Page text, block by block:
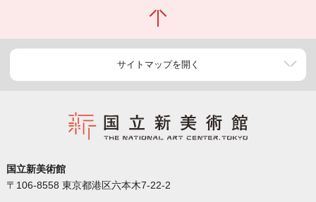
サイトマップを開く
国立新美術館
〒106-8558 東京都港区六本木7-22-2